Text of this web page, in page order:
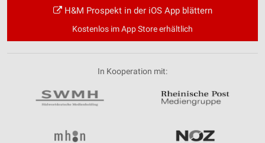
H&M Prospekt in der iOS App blättern
Kostenlos im App Store erhältlich
In Kooperation mit: